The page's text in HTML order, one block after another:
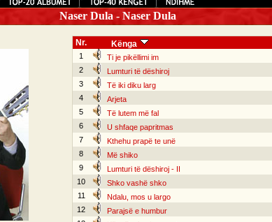
Naser Dula - Naser Dula
Nr. Kënga
1 Ti je pikëllimi im
2
Lumturi të dëshiroj
3
Të iki diku larg
4
Arjeta
5
Të lutem më fal
6
U shfaqe papritmas
7
Kthehu prapë te unë
8
Më shiko
9
Lumturi të dëshiroj - II
10
Shko vashë shko
11
Ndalu, mos u largo
12
Parajsë e humbur